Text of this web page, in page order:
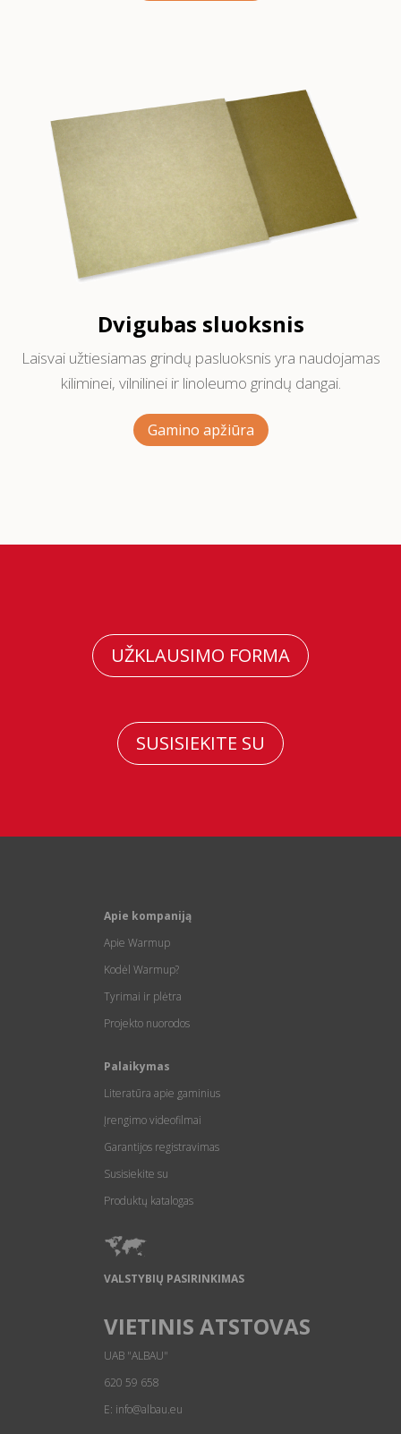
Dvigubas sluoksnis
Laisvai užtiesiamas grindų pasluoksnis yra naudojamas
kiliminei, vilnilinei ir linoleumo grindų dangai.
Gamino apžiūra
UŽKLAUSIMO FORMA
SUSISIEKITE SU
Apie kompaniją
Apie Warmup
Kodėl Warmup?
Tyrimai ir plėtra
Projekto nuorodos
Palaikymas
Literatūra apie gaminius
Įrengimo videofilmai
Garantijos registravimas
Susisiekite su
Produktų katalogas
VALSTYBIŲ PASIRINKIMAS
VIETINIS ATSTOVAS
UAB "ALBAU"
620 59 658
E: info@albau.eu